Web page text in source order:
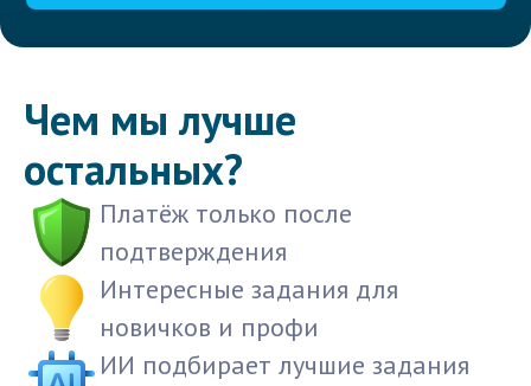
Чем мы лучше
остальных?
Платёж только после
подтверждения
Интересные задания для
новичков и профи
ИИ подбирает лучшие задания